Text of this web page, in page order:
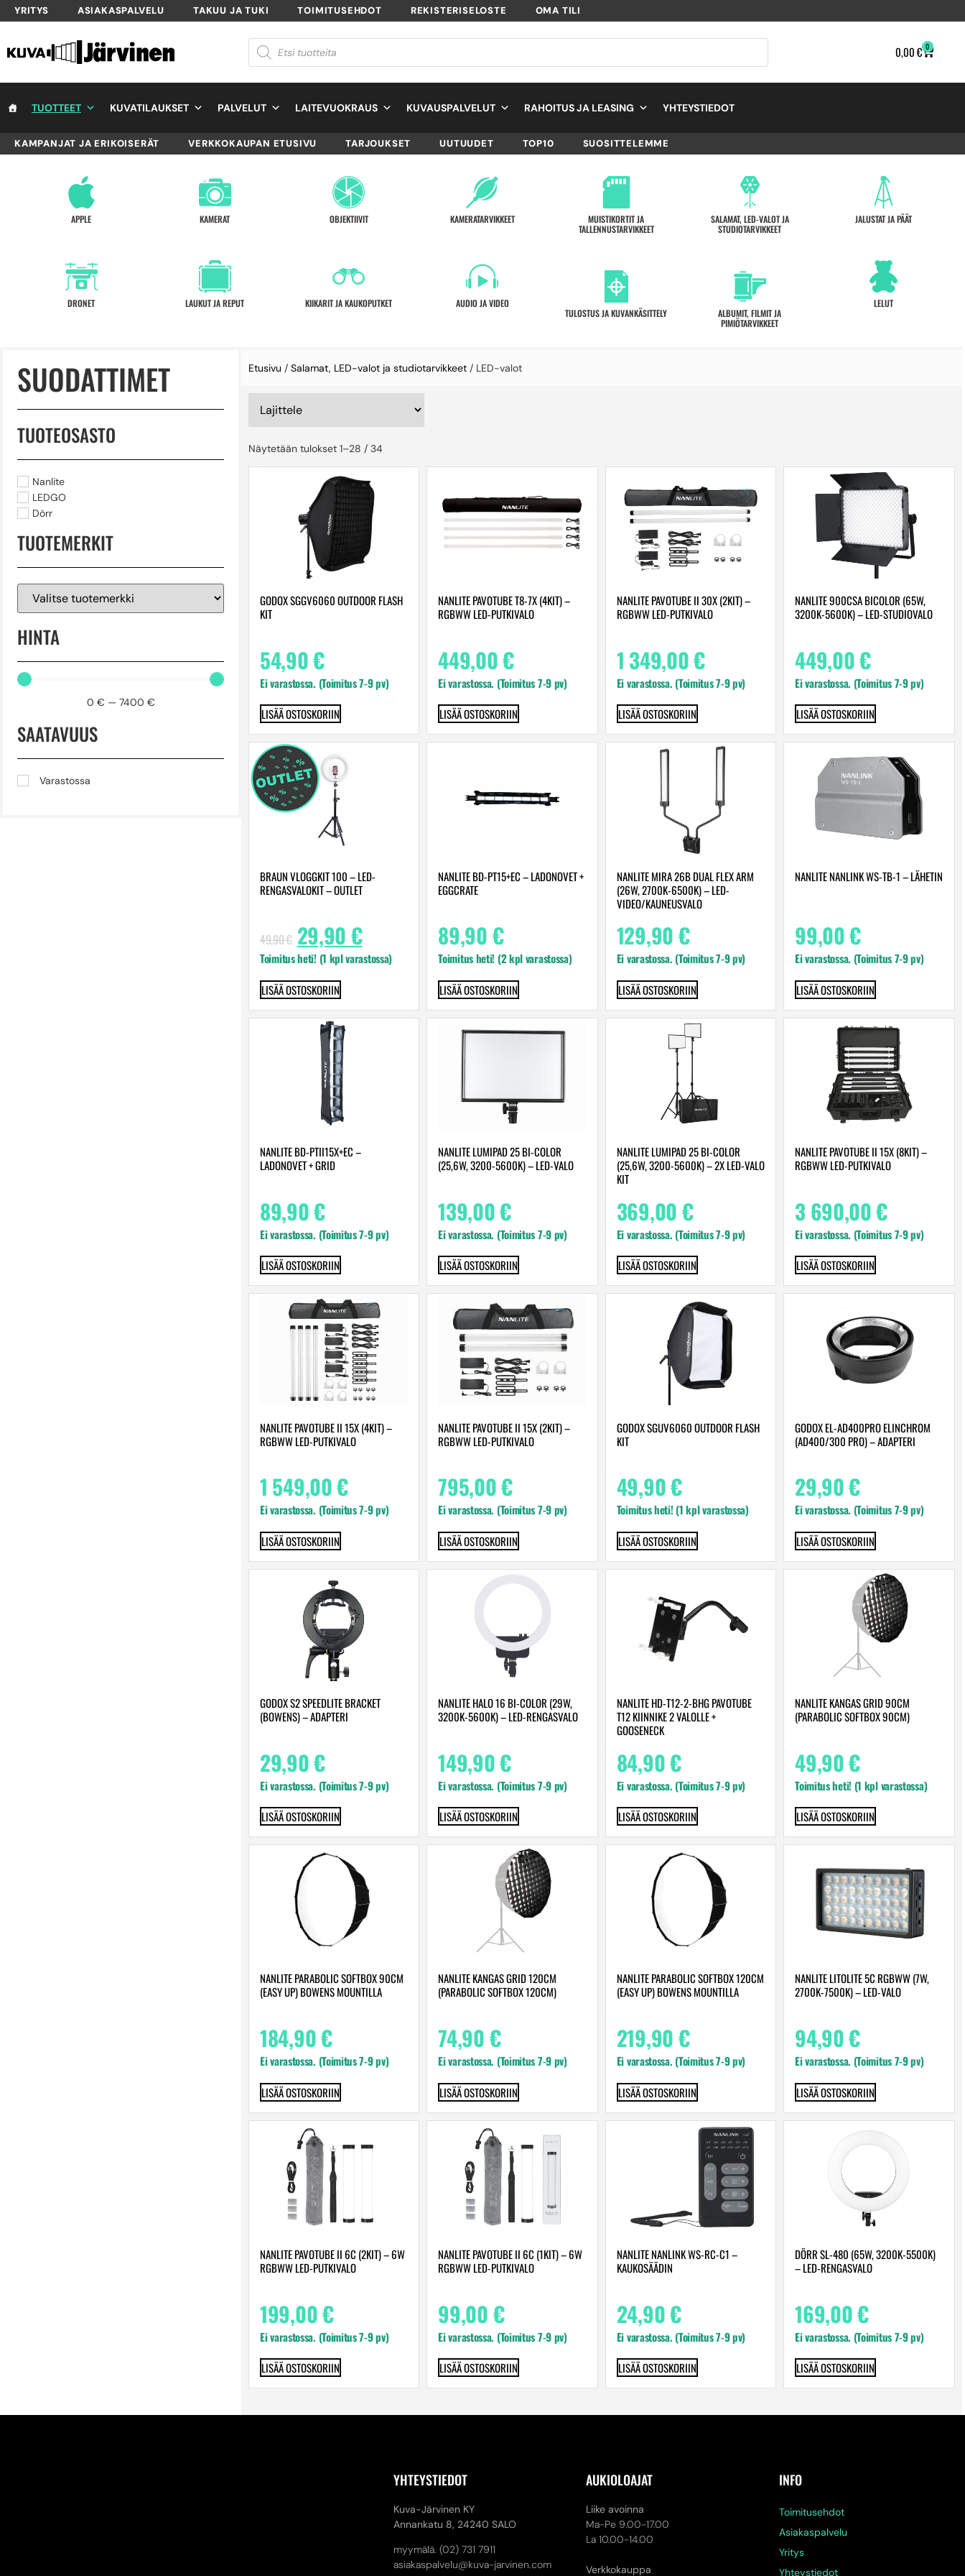
YRITYS ASIAKASPALVELU TAKUU JA TUKI TOIMITUSEHDOT REKISTERISELOSTE OMA TILI
0,00€ 0
TUOTTEET KUVATILAUKSET PALVELUT LAITEVUOKRAUS KUVAUSPALVELUT RAHOITUS JA LEASING YHTEYSTIEDOT
KAMPANJAT JA ERIKOISERÄT VERKKOKAUPAN ETUSIVU TARJOUKSET UUTUUDET TOP10 SUOSITTELEMME
APPLE
DRONET
KAMERAT
LAUKUT JA REPUT
OBJEKTIIVIT
KIIKARIT JA KAUKOPUTKET
KAMERATARVIKKEET
AUDIO JA VIDEO
MUISTIKORTIT JA
TALLENNUSTARVIKKEET
TULOSTUS JA KUVANKÄSITTELY
SALAMAT, LED-VALOT JA
STUDIOTARVIKKEET
ALBUMIT, FILMIT JA
PIMIÖTARVIKKEET
JALUSTAT JA PÄÄT
LELUT
SUODATTIMET
TUOTEOSASTO
Nanlite
LEDGO
Dörr
TUOTEMERKIT
HINTA
0 € — 7400 €
SAATAVUUS
Varastossa
Etusivu / Salamat, LED-valot ja studiotarvikkeet / LED-valot
Näytetään tulokset 1–28 / 34
GODOX SGGV6060 OUTDOOR FLASH
KIT
54,90€
Ei varastossa. (Toimitus 7-9 pv)
LISÄÄ OSTOSKORIIN
NANLITE PAVOTUBE T8-7X (4KIT) –
RGBWW LED-PUTKIVALO
449,00€
Ei varastossa. (Toimitus 7-9 pv)
LISÄÄ OSTOSKORIIN
NANLITE PAVOTUBE II 30X (2KIT) –
RGBWW LED-PUTKIVALO
1 349,00€
Ei varastossa. (Toimitus 7-9 pv)
LISÄÄ OSTOSKORIIN
NANLITE 900CSA BICOLOR (65W,
3200K-5600K) – LED-STUDIOVALO
449,00€
Ei varastossa. (Toimitus 7-9 pv)
LISÄÄ OSTOSKORIIN
BRAUN VLOGGKIT 100 – LED-
RENGASVALOKIT – OUTLET
49,90€ 29,90€
Toimitus heti! (1 kpl varastossa)
LISÄÄ OSTOSKORIIN
NANLITE BD-PT15+EC – LADONOVET +
EGGCRATE
89,90€
Toimitus heti! (2 kpl varastossa)
LISÄÄ OSTOSKORIIN
NANLITE MIRA 26B DUAL FLEX ARM
(26W, 2700K-6500K) – LED-
VIDEO/KAUNEUSVALO
129,90€
Ei varastossa. (Toimitus 7-9 pv)
LISÄÄ OSTOSKORIIN
NANLITE NANLINK WS-TB-1 – LÄHETIN
99,00€
Ei varastossa. (Toimitus 7-9 pv)
LISÄÄ OSTOSKORIIN
NANLITE BD-PTII15X+EC –
LADONOVET + GRID
89,90€
Ei varastossa. (Toimitus 7-9 pv)
LISÄÄ OSTOSKORIIN
NANLITE LUMIPAD 25 BI-COLOR
(25,6W, 3200-5600K) – LED-VALO
139,00€
Ei varastossa. (Toimitus 7-9 pv)
LISÄÄ OSTOSKORIIN
NANLITE LUMIPAD 25 BI-COLOR
(25,6W, 3200-5600K) – 2X LED-VALO
KIT
369,00€
Ei varastossa. (Toimitus 7-9 pv)
LISÄÄ OSTOSKORIIN
NANLITE PAVOTUBE II 15X (8KIT) –
RGBWW LED-PUTKIVALO
3 690,00€
Ei varastossa. (Toimitus 7-9 pv)
LISÄÄ OSTOSKORIIN
NANLITE PAVOTUBE II 15X (4KIT) –
RGBWW LED-PUTKIVALO
1 549,00€
Ei varastossa. (Toimitus 7-9 pv)
LISÄÄ OSTOSKORIIN
NANLITE PAVOTUBE II 15X (2KIT) –
RGBWW LED-PUTKIVALO
795,00€
Ei varastossa. (Toimitus 7-9 pv)
LISÄÄ OSTOSKORIIN
GODOX SGUV6060 OUTDOOR FLASH
KIT
49,90€
Toimitus heti! (1 kpl varastossa)
LISÄÄ OSTOSKORIIN
GODOX EL-AD400PRO ELINCHROM
(AD400/300 PRO) – ADAPTERI
29,90€
Ei varastossa. (Toimitus 7-9 pv)
LISÄÄ OSTOSKORIIN
GODOX S2 SPEEDLITE BRACKET
(BOWENS) – ADAPTERI
29,90€
Ei varastossa. (Toimitus 7-9 pv)
LISÄÄ OSTOSKORIIN
NANLITE HALO 16 BI-COLOR (29W,
3200K-5600K) – LED-RENGASVALO
149,90€
Ei varastossa. (Toimitus 7-9 pv)
LISÄÄ OSTOSKORIIN
NANLITE HD-T12-2-BHG PAVOTUBE
T12 KIINNIKE 2 VALOLLE +
GOOSENECK
84,90€
Ei varastossa. (Toimitus 7-9 pv)
LISÄÄ OSTOSKORIIN
NANLITE KANGAS GRID 90CM
(PARABOLIC SOFTBOX 90CM)
49,90€
Toimitus heti! (1 kpl varastossa)
LISÄÄ OSTOSKORIIN
NANLITE PARABOLIC SOFTBOX 90CM
(EASY UP) BOWENS MOUNTILLA
184,90€
Ei varastossa. (Toimitus 7-9 pv)
LISÄÄ OSTOSKORIIN
NANLITE KANGAS GRID 120CM
(PARABOLIC SOFTBOX 120CM)
74,90€
Ei varastossa. (Toimitus 7-9 pv)
LISÄÄ OSTOSKORIIN
NANLITE PARABOLIC SOFTBOX 120CM
(EASY UP) BOWENS MOUNTILLA
219,90€
Ei varastossa. (Toimitus 7-9 pv)
LISÄÄ OSTOSKORIIN
NANLITE LITOLITE 5C RGBWW (7W,
2700K-7500K) – LED-VALO
94,90€
Ei varastossa. (Toimitus 7-9 pv)
LISÄÄ OSTOSKORIIN
NANLITE PAVOTUBE II 6C (2KIT) – 6W
RGBWW LED-PUTKIVALO
199,00€
Ei varastossa. (Toimitus 7-9 pv)
LISÄÄ OSTOSKORIIN
NANLITE PAVOTUBE II 6C (1KIT) – 6W
RGBWW LED-PUTKIVALO
99,00€
Ei varastossa. (Toimitus 7-9 pv)
LISÄÄ OSTOSKORIIN
NANLITE NANLINK WS-RC-C1 –
KAUKOSÄÄDIN
24,90€
Ei varastossa. (Toimitus 7-9 pv)
LISÄÄ OSTOSKORIIN
DÖRR SL-480 (65W, 3200K-5500K)
– LED-RENGASVALO
169,00€
Ei varastossa. (Toimitus 7-9 pv)
LISÄÄ OSTOSKORIIN
YHTEYSTIEDOT
Kuva-Järvinen KY
Annankatu 8, 24240 SALO
myymälä. (02) 731 7911
asiakaspalvelu@kuva-jarvinen.com
AUKIOLOAJAT
Liike avoinna
Ma-Pe 9.00-17.00
La 10.00-14.00
Verkkokauppa
INFO
Toimitusehdot
Asiakaspalvelu
Yritys
Yhteystiedot